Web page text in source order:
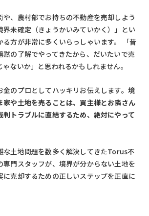
や、農村部でお持ちの不動産を売却しよう
界未確定（きょうかいみていかく）」とい
る方が非常に多くいらっしゃいます。 「昔
黙の了解でやってきたから、だいたいで売
ないか」と思われるかもしれません。
のプロとしてハッキリお伝えします。 境
家や土地を売ることは、買主様とお隣さん
判トラブルに直結するため、絶対にやって
な土地問題を数多く解決してきたTorus不
専門スタッフが、境界が分からない土地を
に売却するための正しいステップを正直に